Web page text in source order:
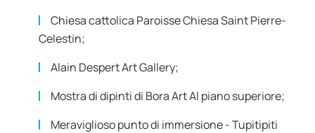
Chiesa cattolica Paroisse Chiesa Saint Pierre-
Celestin;
Alain Despert Art Gallery;
Mostra di dipinti di Bora Art Al piano superiore;
Meraviglioso punto di immersione - Tupitipiti